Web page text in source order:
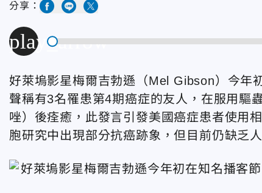
分享：
play_arrow
好萊塢影星梅爾吉勃遜（Mel Gibson）今年
聲稱有3名罹患第4期癌症的友人，在服用驅
唑）後痊癒，此發言引發美國癌症患者使用
胞研究中出現部分抗癌跡象，但目前仍缺乏